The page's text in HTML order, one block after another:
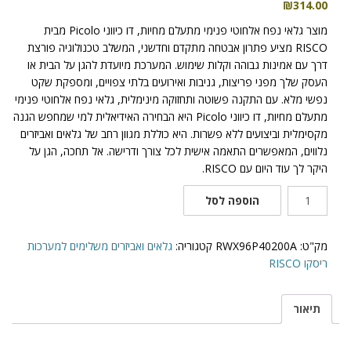
₪314.00
מוצר גלאי נפח אלחוטי פנימי מתעלם מחיות, דו כיווני Picolo מבית
RISCO מציע פתרון אבטחה מתקדם וחדשני, המשלב טכנולוגיה פורצת
דרך עם אמינות גבוהה וקלות שימוש. המערכת מיועדת להגן על הבית או
העסק שלך מפני פריצות, גניבות ואירועים בלתי צפויים, ומספקת שקט
נפשי מלא. עם התקנה פשוטה ותחזוקה מינימלית, גלאי נפח אלחוטי פנימי
מתעלם מחיות, דו כיווני Picolo היא הבחירה האידיאלית למי שמחפש הגנה
מקסימלית וביצועים ללא פשרות. היא כוללת מגוון רחב של גלאים ואביזרים
נלווים, המאפשרים התאמה אישית לכל צורך ודרישה. אל תחכה, הגן על
היקר לך עוד היום עם RISCO.
כמות
נפח
אלחוטי
מתעלם
מחיות,
הוספה לסל
מק"ט: RWX96P40200A קטגוריה: גלאים ואביזרים משלימים למערכות
ריסקו RISCO
תיאור